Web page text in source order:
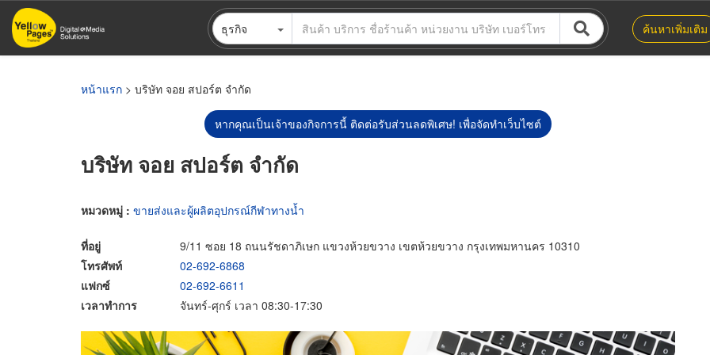
ข้าม
ไป
ธุรกิจ ค้นหาเพิ่มเติม
หน้าแรก > บริษัท จอย สปอร์ต จำกัด
หากคุณเป็นเจ้าของกิจการนี้ ติดต่อรับส่วนลดพิเศษ! เพื่อจัดทำเว็บไซต์
บริษัท จอย สปอร์ต จำกัด
หมวดหมู่ : ขายส่งและผู้ผลิตอุปกรณ์กีฬาทางน้ำ
ที่อยู่
9/11 ซอย 18 ถนนรัชดาภิเษก แขวงห้วยขวาง เขตห้วยขวาง กรุงเทพมหานคร 10310
โทรศัพท์
02-692-6868
แฟกซ์
02-692-6611
เวลาทำการ
จันทร์-ศุกร์ เวลา 08:30-17:30